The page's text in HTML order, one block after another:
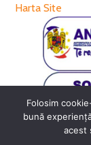
Harta Site
Folosim
bună
acest